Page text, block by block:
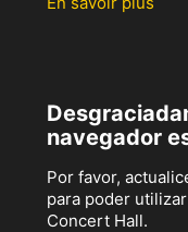
navegador
Por favor,
para poder
Concert Hall.